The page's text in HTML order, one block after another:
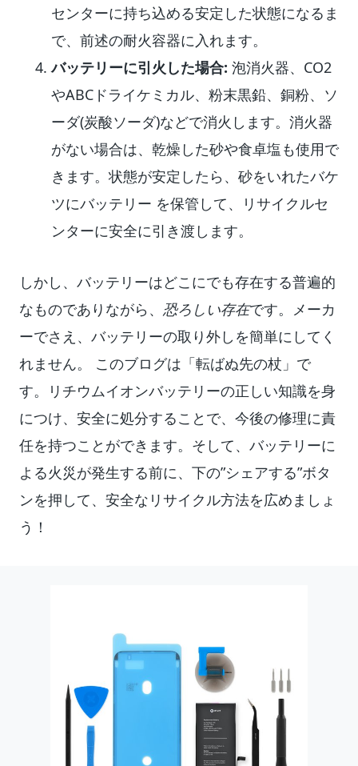
センターに持ち込める安定した状態になるま
で、前述の耐火容器に入れます。
バッテリーに引火した場合: 泡消火器、CO2
やABCドライケミカル、粉末黒鉛、銅粉、ソ
ーダ(炭酸ソーダ)などで消火します。消火器
がない場合は、乾燥した砂や食卓塩も使用で
きます。状態が安定したら、砂をいれたバケ
ツにバッテリー を保管して、リサイクルセ
ンターに安全に引き渡します。
しかし、バッテリーはどこにでも存在する普遍的
なものでありながら、 恐ろしい存在です。メーカ
ーでさえ、バッテリーの取り外しを簡単にしてく
れません。 このブログは「転ばぬ先の杖」で
す。リチウムイオンバッテリーの正しい知識を身
につけ、安全に処分することで、今後の修理に責
任を持つことができます。そして、バッテリーに
よる火災が発生する前に、下の”シェアする”ボタ
ンを押して、安全なリサイクル方法を広めましょ
う！